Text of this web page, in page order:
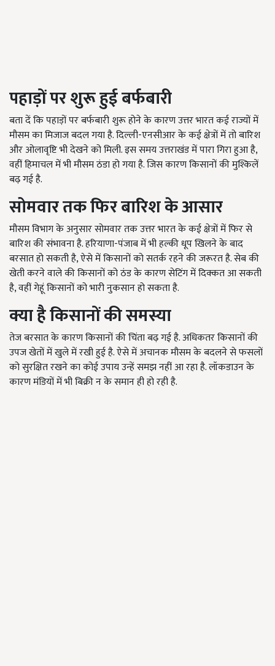
पहाड़ों पर शुरू हुई बर्फबारी
बता दें कि पहाड़ों पर बर्फबारी शुरू होने के कारण उत्तर भारत कई राज्यों में
मौसम का मिजाज बदल गया है. दिल्ली-एनसीआर के कई क्षेत्रों में तो बारिश
और ओलावृष्टि भी देखने को मिली. इस समय उत्तराखंड में पारा गिरा हुआ है,
वहीं हिमाचल में भी मौसम ठंडा हो गया है. जिस कारण किसानों की मुश्किलें
बढ़ गई है.
सोमवार तक फिर बारिश के आसार
मौसम विभाग के अनुसार सोमवार तक उत्तर भारत के कई क्षेत्रों में फिर से
बारिश की संभावना है. हरियाणा-पंजाब में भी हल्की धूप खिलने के बाद
बरसात हो सकती है, ऐसे में किसानों को सतर्क रहने की जरूरत है. सेब की
खेती करने वाले की किसानों को ठंड के कारण सेटिंग में दिक्कत आ सकती
है, वहीं गेहूं किसानों को भारी नुकसान हो सकता है.
क्या है किसानों की समस्या
तेज बरसात के कारण किसानों की चिंता बढ़ गई है. अधिकतर किसानों की
उपज खेतों में खुले में रखी हुई है. ऐसे में अचानक मौसम के बदलने से फसलों
को सुरक्षित रखने का कोई उपाय उन्हें समझ नहीं आ रहा है. लॉकडाउन के
कारण मंडियों में भी बिक्री न के समान ही हो रही है.